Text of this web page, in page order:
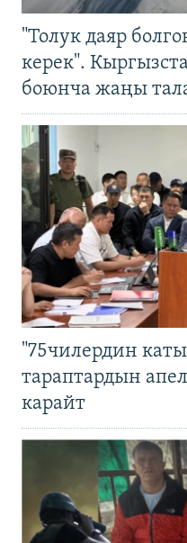
"Толук даяр
керек".
боюнча жаңы
"75чилердин
тараптардын
карайт